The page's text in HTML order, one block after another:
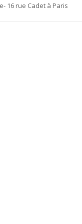
16 rue Cadet à Paris